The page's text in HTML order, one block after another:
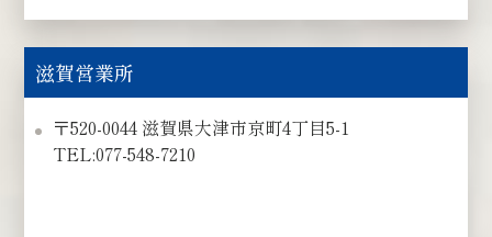
滋賀営業所
〒520-0044 滋賀県大津市京町4丁目5-1
TEL:077-548-7210